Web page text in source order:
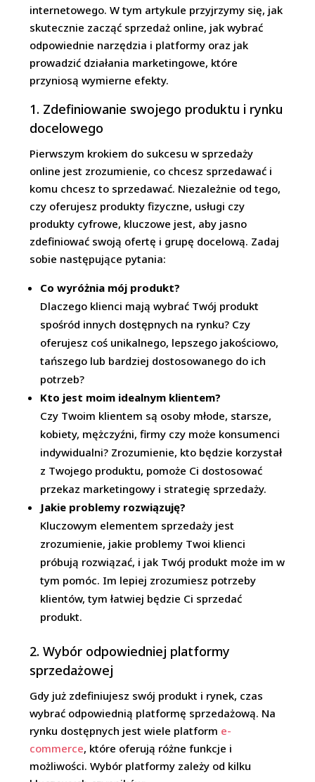
internetowego. W tym artykule przyjrzymy się, jak
skutecznie zacząć sprzedaż online, jak wybrać
odpowiednie narzędzia i platformy oraz jak
prowadzić działania marketingowe, które
przyniosą wymierne efekty.
1. Zdefiniowanie swojego produktu i rynku
docelowego
Pierwszym krokiem do sukcesu w sprzedaży
online jest zrozumienie, co chcesz sprzedawać i
komu chcesz to sprzedawać. Niezależnie od tego,
czy oferujesz produkty fizyczne, usługi czy
produkty cyfrowe, kluczowe jest, aby jasno
zdefiniować swoją ofertę i grupę docelową. Zadaj
sobie następujące pytania:
Co wyróżnia mój produkt?
Dlaczego klienci mają wybrać Twój produkt
spośród innych dostępnych na rynku? Czy
oferujesz coś unikalnego, lepszego jakościowo,
tańszego lub bardziej dostosowanego do ich
potrzeb?
Kto jest moim idealnym klientem?
Czy Twoim klientem są osoby młode, starsze,
kobiety, mężczyźni, firmy czy może konsumenci
indywidualni? Zrozumienie, kto będzie korzystał
z Twojego produktu, pomoże Ci dostosować
przekaz marketingowy i strategię sprzedaży.
Jakie problemy rozwiązuję?
Kluczowym elementem sprzedaży jest
zrozumienie, jakie problemy Twoi klienci
próbują rozwiązać, i jak Twój produkt może im w
tym pomóc. Im lepiej zrozumiesz potrzeby
klientów, tym łatwiej będzie Ci sprzedać
produkt.
2. Wybór odpowiedniej platformy
sprzedażowej
Gdy już zdefiniujesz swój produkt i rynek, czas
wybrać odpowiednią platformę sprzedażową. Na
rynku dostępnych jest wiele platform e-
commerce, które oferują różne funkcje i
możliwości. Wybór platformy zależy od kilku